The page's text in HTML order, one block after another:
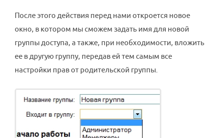
После этого действия перед нами откроется новое
окно, в котором мы сможем задать имя для новой
группы доступа, а также, при необходимости, вложить
ее в другую группу, передав ей тем самым все
настройки прав от родительской группы.